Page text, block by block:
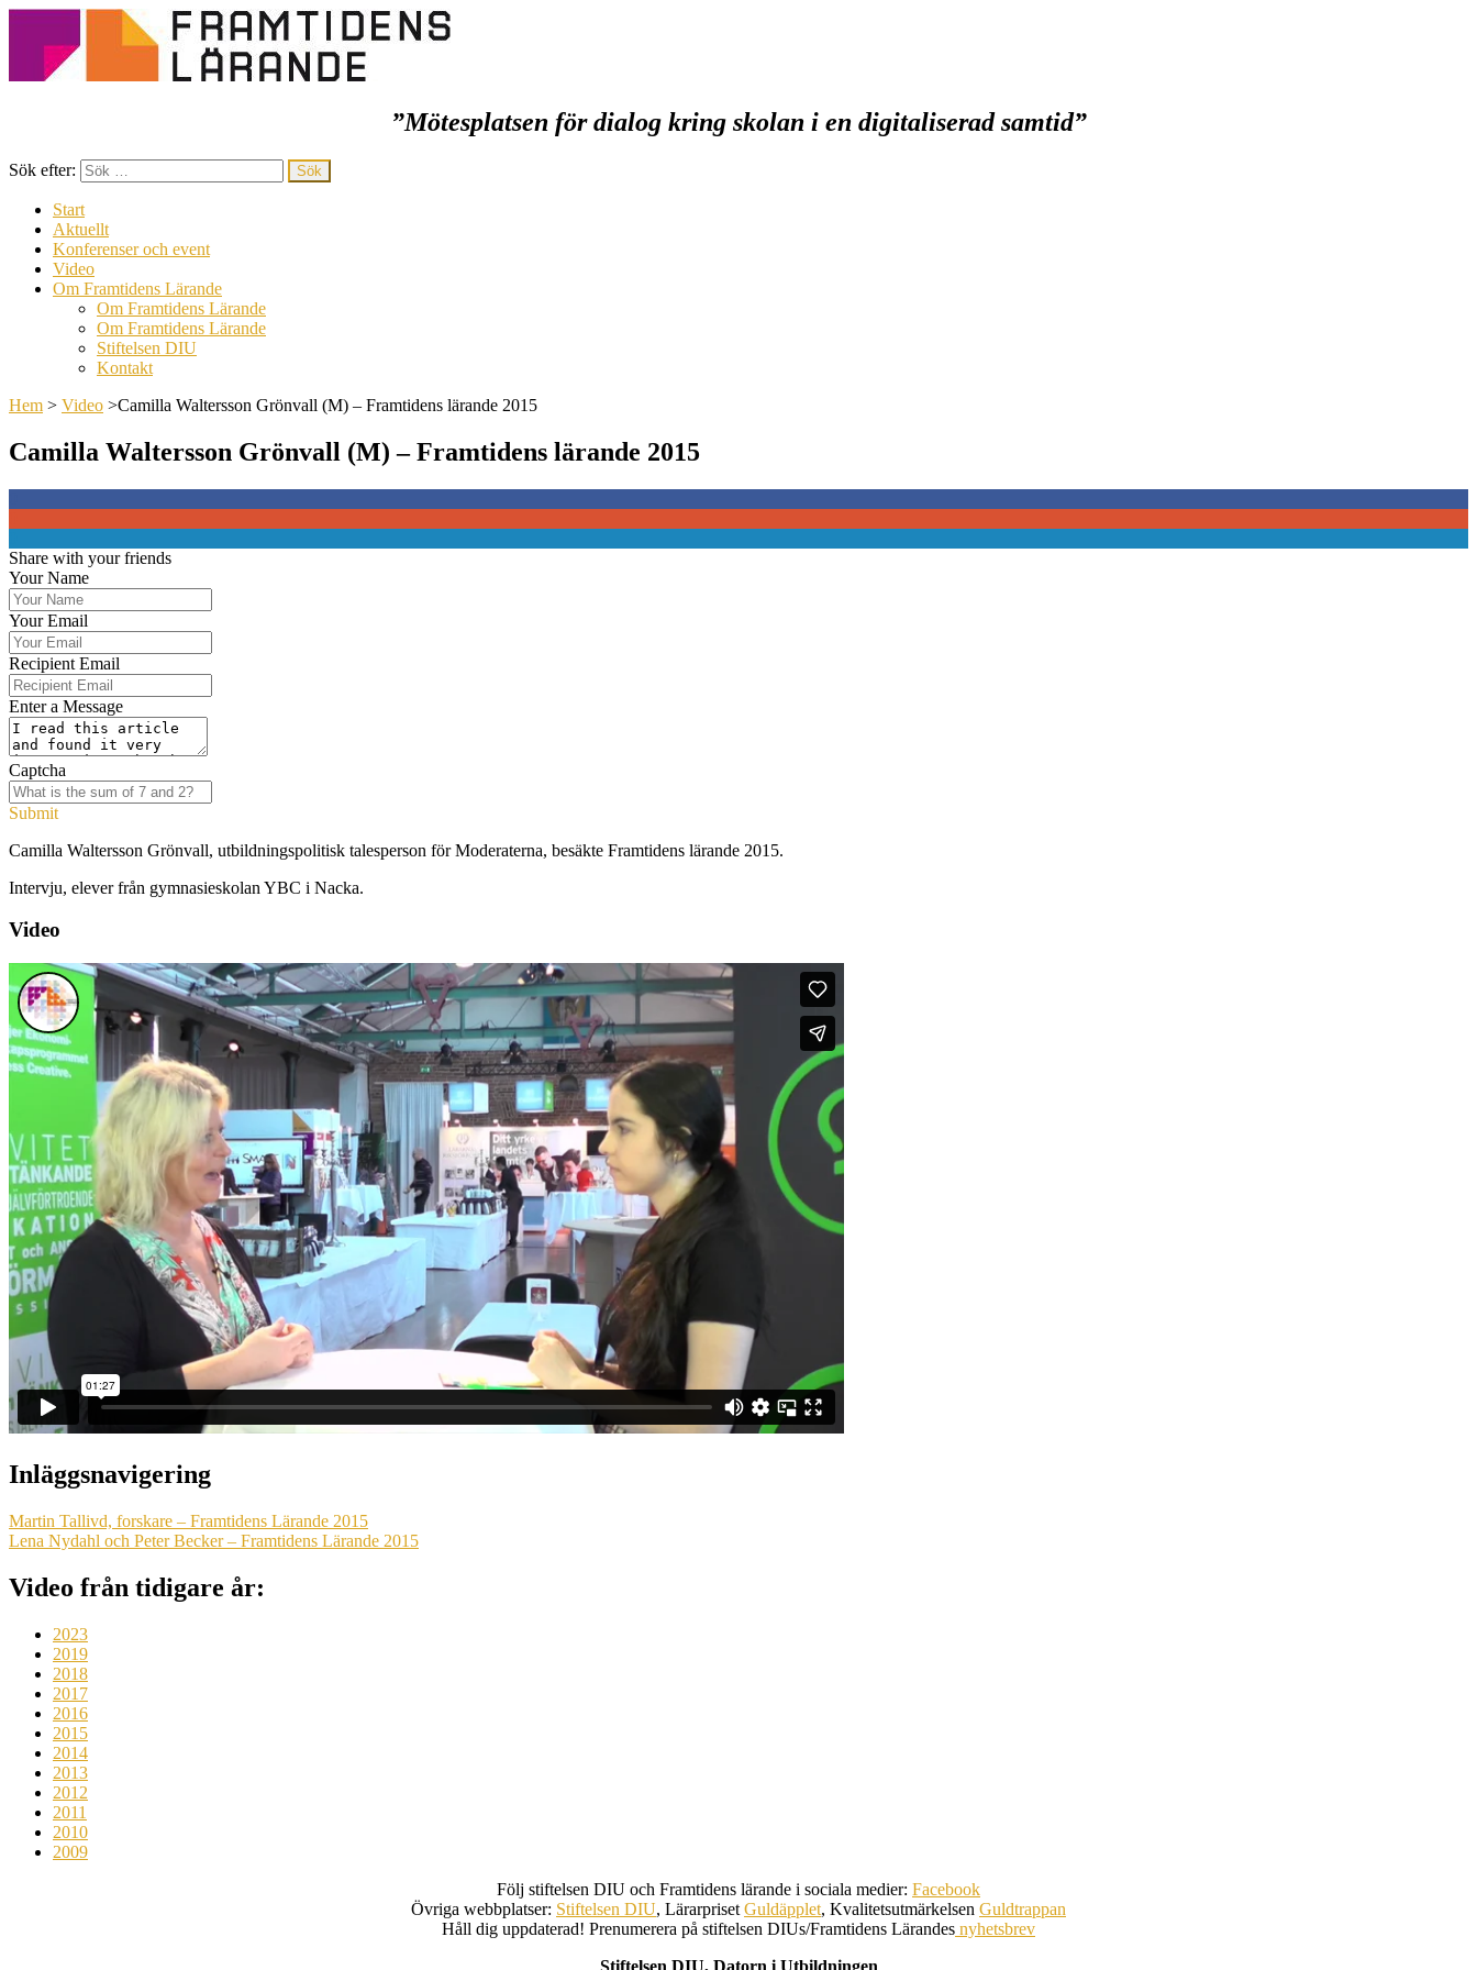
”Mötesplatsen för dialog kring skolan i en digitaliserad samtid”
Sök efter:
Start
Aktuellt
Konferenser och event
Video
Om Framtidens Lärande
Om Framtidens Lärande
Om Framtidens Lärande
Stiftelsen DIU
Kontakt
Hem > Video >Camilla Waltersson Grönvall (M) – Framtidens lärande 2015
Camilla Waltersson Grönvall (M) – Framtidens lärande 2015
Share with your friends
Your Name
Your Email
Recipient Email
Enter a Message
Captcha
Submit
Camilla Waltersson Grönvall, utbildningspolitisk talesperson för Moderaterna, besäkte Framtidens lärande 2015.
Intervju, elever från gymnasieskolan YBC i Nacka.
Video
Inläggsnavigering
Martin Tallivd, forskare – Framtidens Lärande 2015
Lena Nydahl och Peter Becker – Framtidens Lärande 2015
Video från tidigare år:
2023
2019
2018
2017
2016
2015
2014
2013
2012
2011
2010
2009
Följ stiftelsen DIU och Framtidens lärande i sociala medier: Facebook
Övriga webbplatser: Stiftelsen DIU, Lärarpriset Guldäpplet, Kvalitetsutmärkelsen Guldtrappan
Håll dig uppdaterad! Prenumerera på stiftelsen DIUs/Framtidens Lärandes nyhetsbrev
Stiftelsen DIU, Datorn i Utbildningen